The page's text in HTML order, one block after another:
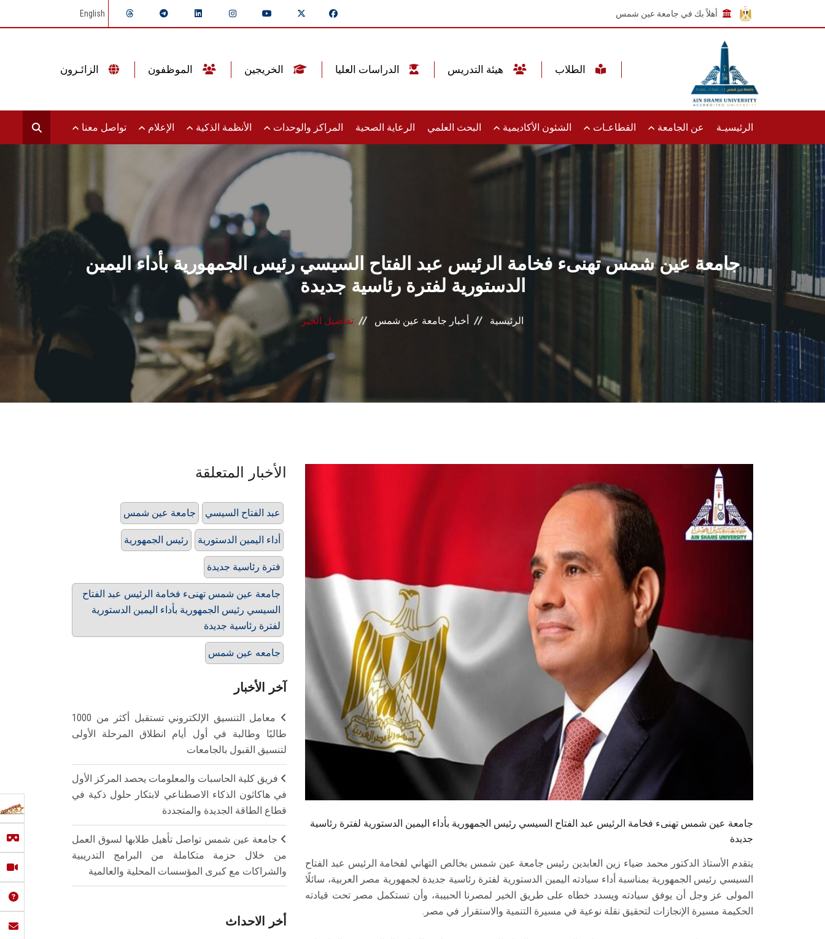
أهلاً بك في جامعة عين شمس English
الرئيسيـة عن الجامعة القطاعـات الشئون الأكاديمية البحث العلمي الرعاية الصحية المراكز والوحدات الأنظمة الذكية الإعلام تواصل معنا
جامعة عين شمس تهنىء فخامة الرئيس عبد الفتاح السيسي رئيس الجمهورية بأداء اليمين
الدستورية لفترة رئاسية جديدة
الرئيسية أخبار جامعة عين شمس تفاصيل الخبر
جامعة عين شمس تهنىء فخامة الرئيس عبد الفتاح السيسي رئيس الجمهورية بأداء اليمين الدستورية لفترة رئاسية
جديدة
يتقدم الأستاذ الدكتور محمد ضياء زين العابدين رئيس جامعة عين شمس بخالص التهاني لفخامة الرئيس عبد الفتاح
السيسي رئيس الجمهورية بمناسبة أداء سيادته اليمين الدستورية لفترة رئاسية جديدة لجمهورية مصر العربية، سائلًا
المولى عز وجل أن يوفق سيادته ويسدد خطاه على طريق الخير لمصرنا الحبيبة، وأن تستكمل مصر تحت قيادته
الحكيمة مسيرة الإنجازات لتحقيق نقلة نوعية في مسيرة التنمية والاستقرار في مصر.
الأخبار المتعلقة
جامعة عين شمس عبد الفتاح السيسي
رئيس الجمهورية أداء اليمين الدستورية
فترة رئاسية جديدة
جامعة عين شمس تهنىء فخامة الرئيس عبد الفتاح
السيسي رئيس الجمهورية بأداء اليمين الدستورية
لفترة رئاسية جديدة
جامعه عين شمس
آخر الأخبار
معامل التنسيق الإلكتروني تستقبل أكثر من 1000
طالبًا وطالبة في أول أيام انطلاق المرحلة الأولى
لتنسيق القبول بالجامعات
فريق كلية الحاسبات والمعلومات يحصد المركز الأول
في هاكاثون الذكاء الاصطناعي لابتكار حلول ذكية في
قطاع الطاقة الجديدة والمتجددة
جامعة عين شمس تواصل تأهيل طلابها لسوق العمل
من خلال حزمة متكاملة من البرامج التدريبية
والشراكات مع كبرى المؤسسات المحلية والعالمية
أخر الاحداث